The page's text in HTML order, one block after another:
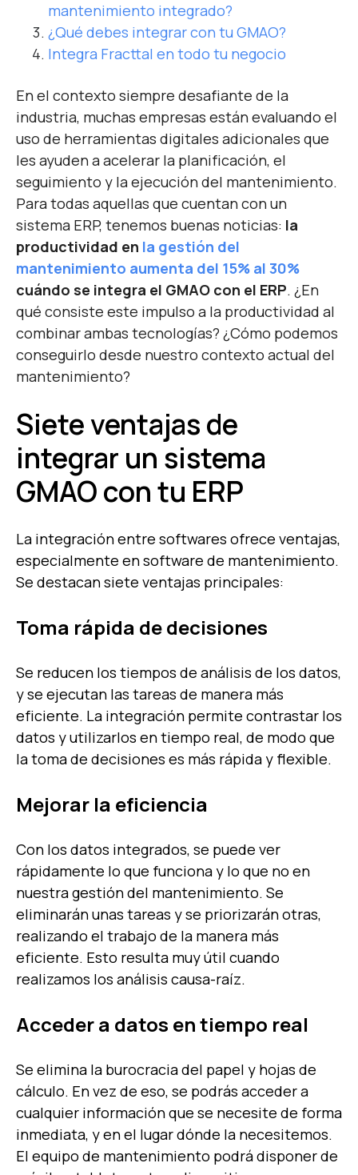
mantenimiento integrado?
¿Qué debes integrar con tu GMAO?
Integra Fracttal en todo tu negocio
En el contexto siempre desafiante de la
industria, muchas empresas están evaluando el
uso de herramientas digitales adicionales que
les ayuden a acelerar la planificación, el
seguimiento y la ejecución del mantenimiento.
Para todas aquellas que cuentan con un
sistema ERP, tenemos buenas noticias: la
productividad en la gestión del
mantenimiento aumenta del 15% al 30%
cuándo se integra el GMAO con el ERP. ¿En
qué consiste este impulso a la productividad al
combinar ambas tecnologías? ¿Cómo podemos
conseguirlo desde nuestro contexto actual del
mantenimiento?
Siete ventajas de
integrar un sistema
GMAO con tu ERP
La integración entre softwares ofrece ventajas,
especialmente en software de mantenimiento.
Se destacan siete ventajas principales:
Toma rápida de decisiones
Se reducen los tiempos de análisis de los datos,
y se ejecutan las tareas de manera más
eficiente. La integración permite contrastar los
datos y utilizarlos en tiempo real, de modo que
la toma de decisiones es más rápida y flexible.
Mejorar la eficiencia
Con los datos integrados, se puede ver
rápidamente lo que funciona y lo que no en
nuestra gestión del mantenimiento. Se
eliminarán unas tareas y se priorizarán otras,
realizando el trabajo de la manera más
eficiente. Esto resulta muy útil cuando
realizamos los análisis causa-raíz.
Acceder a datos en tiempo real
Se elimina la burocracia del papel y hojas de
cálculo. En vez de eso, se podrás acceder a
cualquier información que se necesite de forma
inmediata, y en el lugar dónde la necesitemos.
El equipo de mantenimiento podrá disponer de